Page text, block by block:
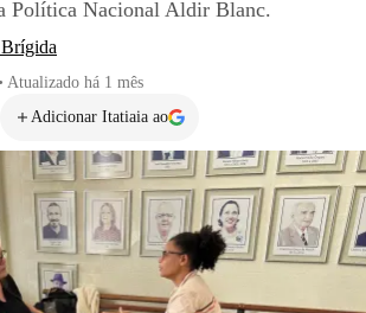
Política Nacional Aldir Blanc.
Atualizado há 1 mês
Adicionar Itatiaia ao